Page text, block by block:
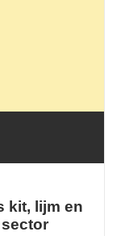
kit, lijm en